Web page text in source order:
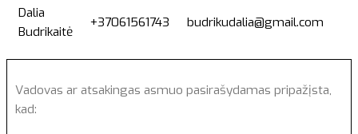
Dalia
Budrikaitė
+37061561743 budrikudalia@gmail.com
Vadovas ar atsakingas asmuo pasirašydamas pripažįsta,
kad: